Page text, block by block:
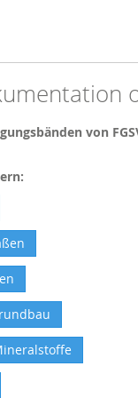
von